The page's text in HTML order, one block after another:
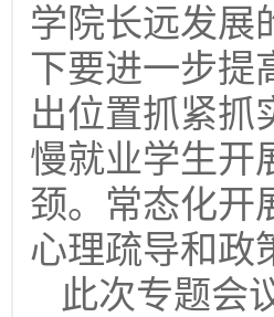
学院长远发展
下要进一步提
出位置抓紧抓
慢就业学生开
颈。常态化开
心理疏导和政
此次专题会